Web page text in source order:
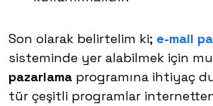
Son olarak belirtelim ki; e-mail
sisteminde yer alabilmek için
pazarlama programına ihtiyaç
tür çeşitli programlar